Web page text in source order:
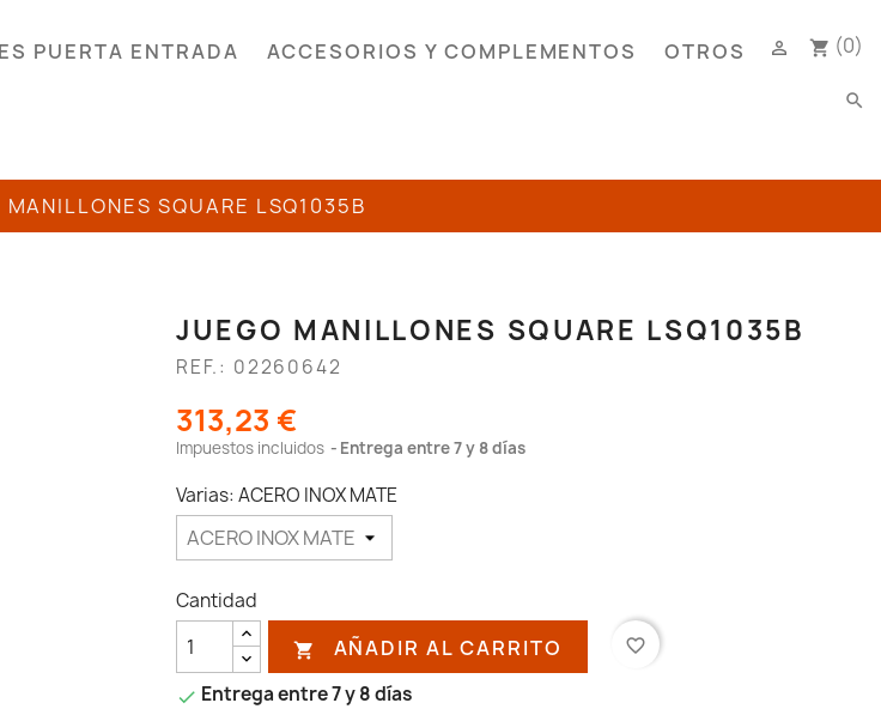
PUERTA ENTRADA ACCESORIOS Y COMPLEMENTOS OTROS shopping_cart (0)

search
MANILLONES SQUARE LSQ1035B
JUEGO MANILLONES SQUARE LSQ1035B
REF.: 02260642
313,23 €
Impuestos incluidos Entrega entre 7 y 8 días
Varias: ACERO INOX MATE
Cantidad
 AÑADIR AL CARRITO favorite_border
 Entrega entre 7 y 8 días